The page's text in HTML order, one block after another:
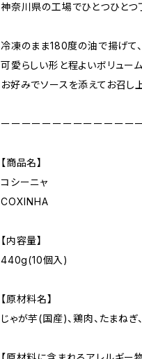
神奈川県の工場でひとつひとつ
冷凍のまま180度の油で揚げて
可愛らしい形と程よいボリュー
お好みでソースを添えてお召し
ーーーーーーーーーーーーー
【商品名】
コシーニャ
COXINHA
【内容量】
440g(10個入)
【原材料名】
じゃが芋(国産)、鶏肉、たまねぎ